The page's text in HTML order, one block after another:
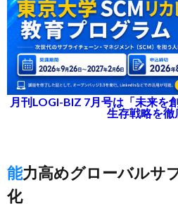
月刊LOGI-BIZ 7月号は「未来を
生存戦略を徹
能力高めグローバルサプライチェーン強
化